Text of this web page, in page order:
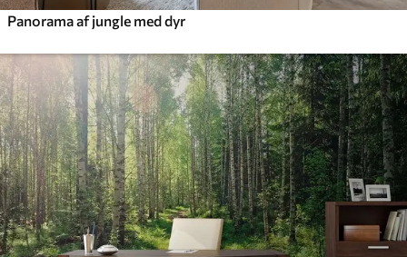
Panorama af jungle med dyr